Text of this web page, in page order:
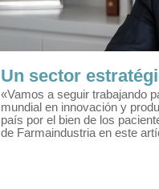
Un sector
«Vamos a seguir trabajando
mundial en innovación y
país por el bien de los
de Farmaindustria en este